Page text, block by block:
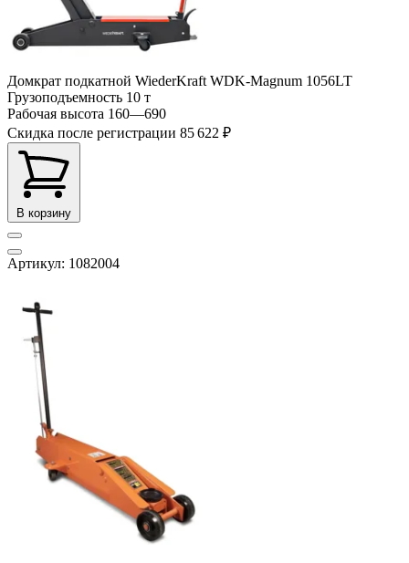
Домкрат подкатной WiederKraft WDK-Magnum 1056LT
Грузоподъемность 10 т
Рабочая высота 160—690
Скидка после регистрации 85 622 ₽
В корзину
Артикул: 1082004